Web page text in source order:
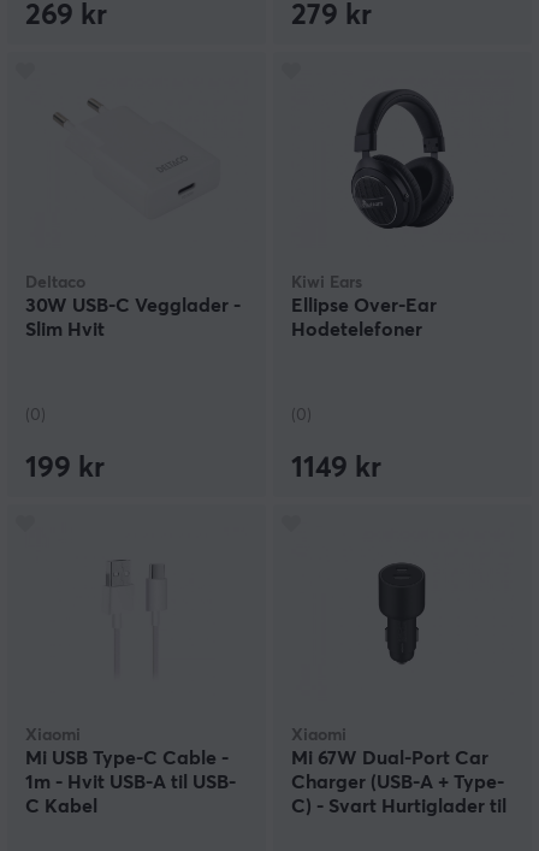
269 kr 279 kr
Deltaco
30W USB-C Vegglader -
Slim Hvit
(0)
199 kr
Kiwi Ears
Ellipse Over-Ear
Hodetelefoner
(0)
1149 kr
Xiaomi
Mi USB Type-C Cable -
1m - Hvit USB-A til USB-
C Kabel
Xiaomi
Mi 67W Dual-Port Car
Charger (USB-A + Type-
C) - Svart Hurtiglader til